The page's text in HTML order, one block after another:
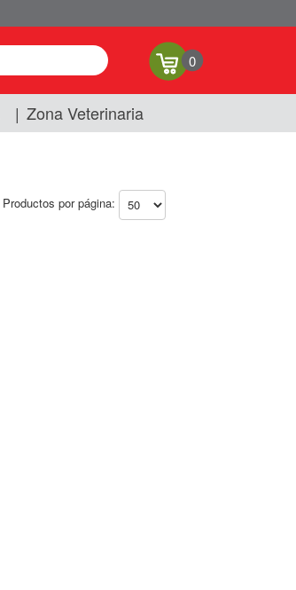
0
| Zona Veterinaria
Productos por página: